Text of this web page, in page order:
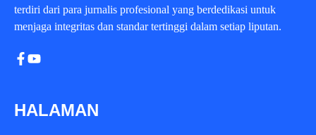
terdiri dari para jurnalis profesional yang berdedikasi untuk
menjaga integritas dan standar tertinggi dalam setiap liputan.
HALAMAN